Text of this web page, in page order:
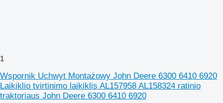
1
Wspornik Uchwyt Montażowy John Deere 6300 6410 6920
Laikiklio tvirtinimo laikiklis AL157958 AL158324 ratinio
traktoriaus John Deere 6300 6410 6920